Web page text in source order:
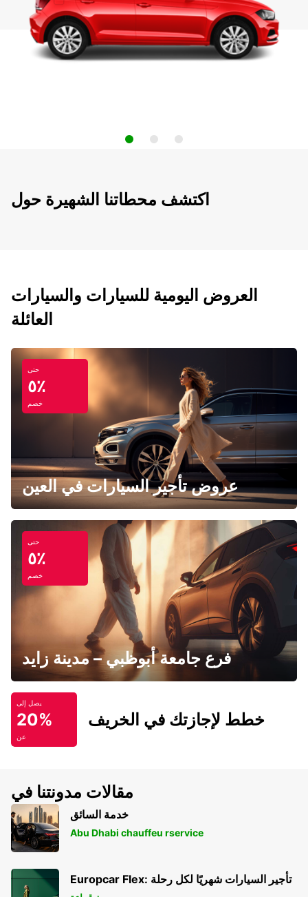
اكتشف محطاتنا الشهيرة حول
العروض اليومية للسيارات والسيارات
العائلة
حتى
٥٪
خصم
عروض تأجير السيارات في العين
حتى
٥٪
خصم
فرع جامعة أبوظبي – مدينة زايد
يصل إلى
20%
عن
خطط لإجازتك في الخريف
مقالات مدونتنا في
خدمة السائق
Abu Dhabi chauffeu rservice
Europcar Flex: تأجير السيارات شهريًا لكل رحلة